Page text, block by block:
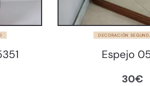
DECORACIÓN
Espejo
30€